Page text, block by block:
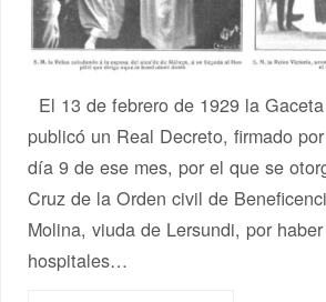
El 13 de febrero de 1929 la
publicó un Real Decreto, firmado
día 9 de ese mes, por el que se
Cruz de la Orden civil de
Molina, viuda de Lersundi, por
hospitales…